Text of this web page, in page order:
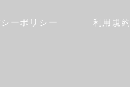
ーポリシー 利用規約